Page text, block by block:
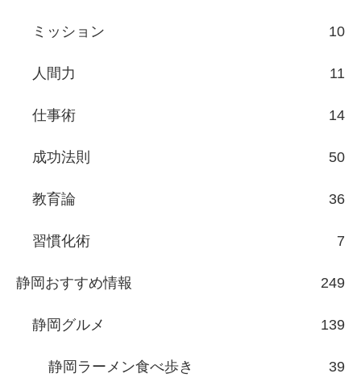
ミッション 10
人間力 11
仕事術 14
成功法則 50
教育論 36
習慣化術 7
静岡おすすめ情報 249
静岡グルメ 139
静岡ラーメン食べ歩き 39